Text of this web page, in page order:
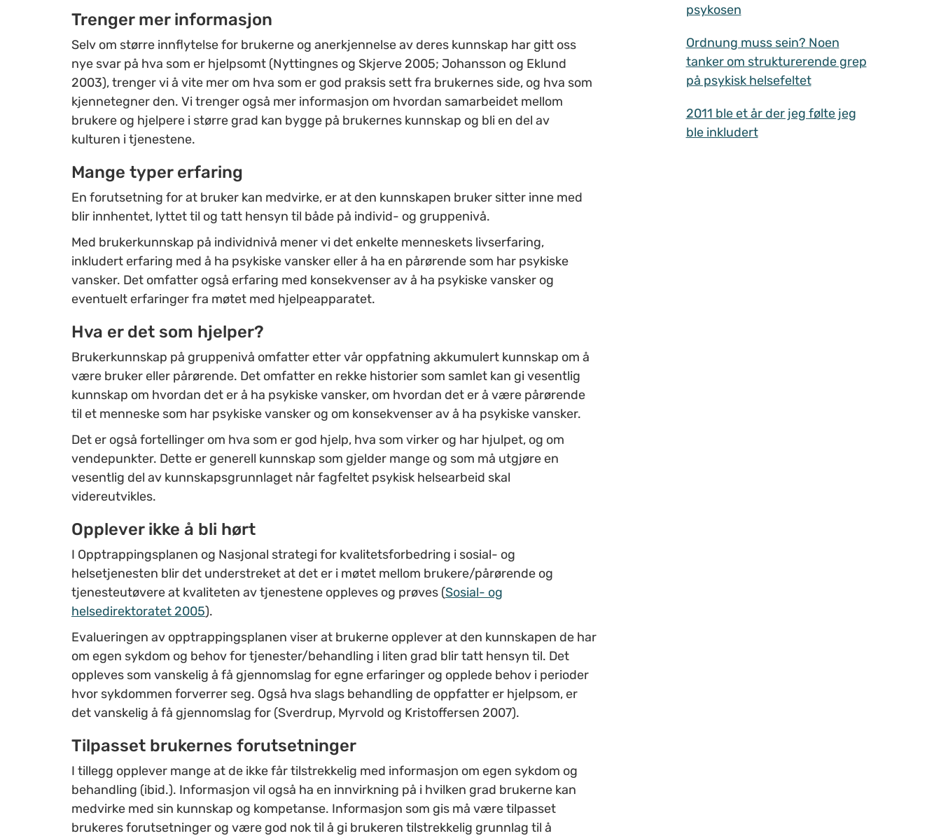
Trenger mer informasjon
Selv om større innflytelse for brukerne og anerkjennelse av deres kunnskap har gitt oss
nye svar på hva som er hjelpsomt (Nyttingnes og Skjerve 2005; Johansson og Eklund
2003), trenger vi å vite mer om hva som er god praksis sett fra brukernes side, og hva som
kjennetegner den. Vi trenger også mer informasjon om hvordan samarbeidet mellom
brukere og hjelpere i større grad kan bygge på brukernes kunnskap og bli en del av
kulturen i tjenestene.
Mange typer erfaring
En forutsetning for at bruker kan medvirke, er at den kunnskapen bruker sitter inne med
blir innhentet, lyttet til og tatt hensyn til både på individ- og gruppenivå.
Med brukerkunnskap på individnivå mener vi det enkelte menneskets livserfaring,
inkludert erfaring med å ha psykiske vansker eller å ha en pårørende som har psykiske
vansker. Det omfatter også er­faring med konsekvenser av å ha psykiske vansker og
eventuelt erfaringer fra møtet med hjelpe­apparatet.
Hva er det som hjelper?
Brukerkunnskap på gruppenivå omfatter etter vår oppfatning akkumulert kunnskap om å
være bruker eller pårørende. Det omfatter en rekke historier som samlet kan gi vesentlig
kunnskap om hvordan det er å ha psykiske vansker, om hvordan det er å være pårørende
til et menneske som har psykiske vansker og om konsekvenser av å ha psykiske vansker.
Det er også fortellinger om hva som er god hjelp, hva som virker og har hjulpet, og om
vendepunkter. Dette er generell kunnskap som gjelder mange og som må utgjøre en
vesentlig del av kunnskapsgrunnlaget når fagfeltet psykisk helsearbeid skal
videreutvikles.
Opplever ikke å bli hørt
I Opptrappingsplanen og Nasjonal stra­tegi for kvalitetsforbedring i sosial- og
helsetjenesten blir det understreket at det er i møtet mellom brukere/pårørende og
tjenesteutøvere at kvaliteten av tjenestene oppleves og prøves (Sosial- og
helsedirektoratet 2005).
Evalueringen av opptrappingsplanen viser at brukerne opplever at den kunnskapen de har
om egen sykdom og behov for tjenester/behandling i liten grad blir tatt hensyn til. Det
oppleves som vanskelig å få gjennomslag for egne erfaringer og opplede behov i perioder
hvor sykdommen forverrer seg. Også hva slags behandling de oppfatter er hjelpsom, er
det vanskelig å få gjennomslag for (Sverdrup, Myrvold og Kristoffersen 2007).
Tilpasset brukernes forutsetninger
I tillegg opplever mange at de ikke får tilstrekkelig med informasjon om egen sykdom og
behandling (ibid.). Informasjon vil også ha en innvirkning på i hvilken grad brukerne kan
medvirke med sin kunnskap og kompetanse. Informasjon som gis må være tilpasset
brukeres forutsetninger og være god nok til å gi brukeren tilstrekkelig grunnlag til å
psykosen
Ordnung muss sein? Noen
tanker om strukturerende grep
på psykisk helsefeltet
2011 ble et år der jeg følte jeg
ble inkludert